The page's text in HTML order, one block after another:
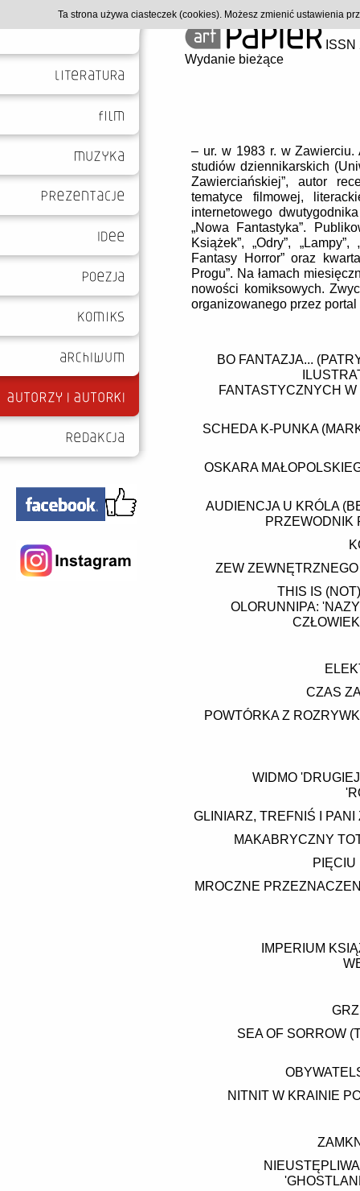
Wydanie bieżące
– ur. w 1983 r. w Zawierciu.
studiów dziennikarskich
Zawierciańskiej”, autor
tematyce filmowej,
internetowego
„Nowa Fantastyka”.
Książek”, „Odry”,
Fantasy Horror” oraz
Progu”. Na łamach
nowości komiksowych.
organizowanego przez
BO FANTAZJA...
FANTASTYCZNYCH
SCHEDA K-PUNKA
OSKARA
AUDIENCJA U KRÓLA
PRZEWODNIK
ZEW
THIS IS
OLORUNNIPA:
CZAS
POWTÓRKA Z
WIDMO
GLINIARZ, TREFNIŚ I
MAKABRYCZNY
PIĘCIU
MROCZNE
IMPERIUM
SEA OF SORROW
NITNIT W KRAINIE
Ta strona używa ciasteczek (cookies). Możesz zmienić ustawienia